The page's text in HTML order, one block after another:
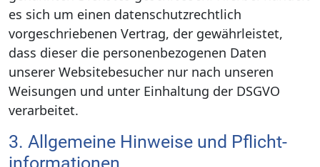
es sich um einen datenschutzrechtlich
vorgeschriebenen Vertrag, der gewährleistet,
dass dieser die personenbezogenen Daten
unserer Websitebesucher nur nach unseren
Weisungen und unter Einhaltung der DSGVO
verarbeitet.
3. Allgemeine Hinweise und Pflicht­